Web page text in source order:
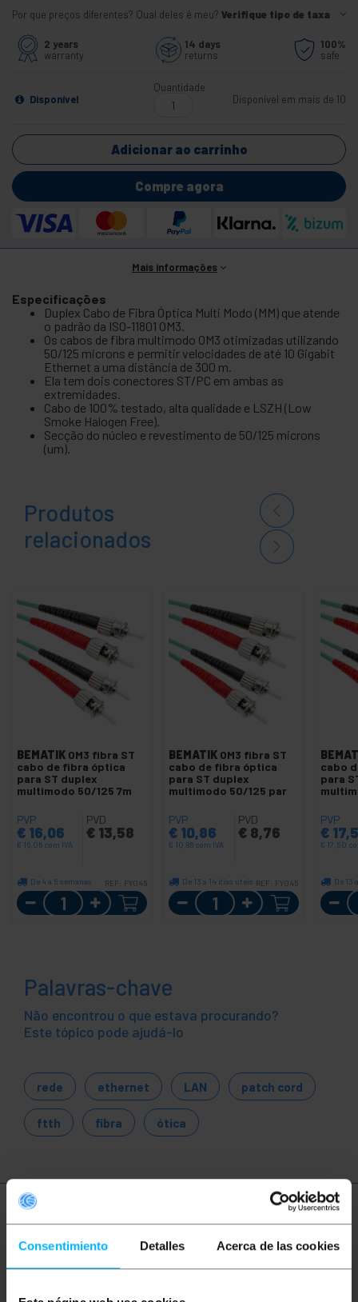
Consentimiento Detalles Acerca de las cookies
Por que preços diferentes? Qual deles é meu? Verifique tipo de taxa
2 years
warranty
14 days
returns
100%
safe
Disponível
Quantidade
Disponível em mais de 10
Adicionar ao carrinho
Compre agora
Mais informações
Especificações
Duplex Cabo de Fibra Óptica Multi Modo (MM) que atende
o padrão da ISO-11801 OM3.
Os cabos de fibra multimodo OM3 otimizadas utilizando
50/125 microns e permitir velocidades de até 10 Gigabit
Ethernet a uma distância de 300 m.
Ela tem dois conectores ST/PC em ambas as
extremidades.
Cabo de 100% testado, alta qualidade e LSZH (Low
Smoke Halogen Free).
Secção do núcleo e revestimento de 50/125 microns
(um).
Produtos
relacionados
BEMATIK OM3 fibra ST
cabo de fibra óptica
para ST duplex
multimodo 50/125 7m
PVP
€ 16,06
€ 16,06 com IVA
PVD
€13,58
De 4 a 5 semanas REF: FY046
Quantidade
BEMATIK OM3 fibra ST
cabo de fibra óptica
para ST duplex
multimodo 50/125 par
PVP
€ 10,86
€ 10,86 com IVA
PVD
€8,76
De 13 a 14 dias úteis REF: FY045
Quantidade
cabo
para
PVP
€
€ 17,50
De 13
Palavras-chave
Não encontrou o que estava procurando?
Este tópico pode ajudá-lo
rede ethernet LAN patch cord
ftth fibra ótica
Mais informações